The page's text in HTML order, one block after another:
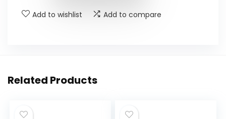
Add to wishlist Add to compare
Related Products